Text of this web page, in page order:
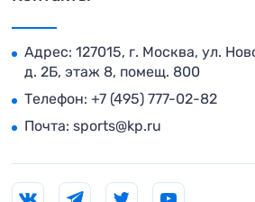
Адрес: 127015, г. Москва, ул.
д. 2Б, этаж 8, помещ. 800
Телефон: +7 (495) 777-02-82
Почта: sports@kp.ru